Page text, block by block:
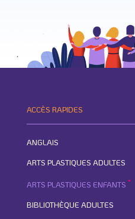
ACCÈS RAPIDES
ANGLAIS
ARTS PLASTIQUES ADULTES
ARTS PLASTIQUES ENFANTS *
BIBLIOTHÈQUE ADULTES